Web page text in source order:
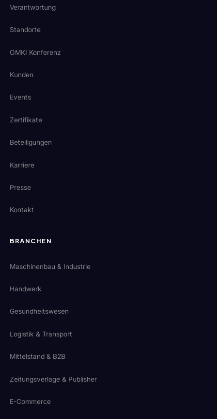
Verantwortung
Standorte
OMKI Konferenz
Kunden
Events
Zertifikate
Beteiligungen
Karriere
Presse
Kontakt
BRANCHEN
Maschinenbau & Industrie
Handwerk
Gesundheitswesen
Logistik & Transport
Mittelstand & B2B
Zeitungsverlage & Publisher
E-Commerce